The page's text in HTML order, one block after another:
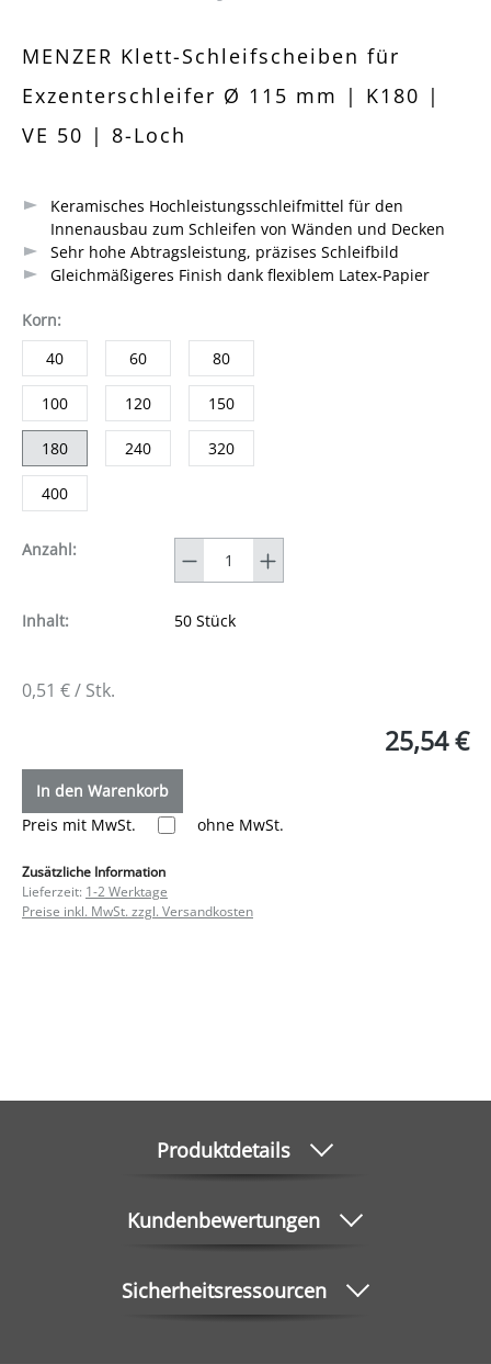
MENZER Klett-Schleifscheiben für
Exzenterschleifer Ø 115 mm | K180 |
VE 50 | 8-Loch
Keramisches Hochleistungsschleifmittel für den
Innenausbau zum Schleifen von Wänden und Decken
Sehr hohe Abtragsleistung, präzises Schleifbild
Gleichmäßigeres Finish dank flexiblem Latex-Papier
Kornauswählen
:
40
60 80
100 120 150
180 240 320
400
Anzahl:
Inhalt: 50 Stück
0,51 € / Stk.
25,54 €
In den Warenkorb
Preis mit MwSt.
ohne MwSt.
Zusätzliche Information
Lieferzeit: 1-2 Werktage
Preise inkl. MwSt. zzgl. Versandkosten
Produktdetails
Kundenbewertungen
Sicherheitsressourcen